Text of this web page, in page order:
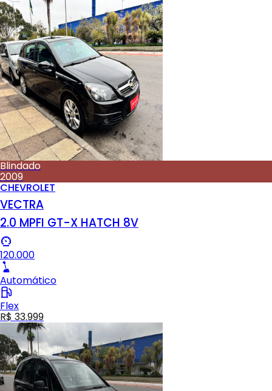
Blindado
2009
CHEVROLET
VECTRA
2.0 MPFI GT-X HATCH 8V
120.000
Automático
Flex
R$ 33.999